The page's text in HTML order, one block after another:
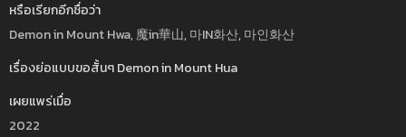
หรือเรียกอีกชื่อว่า
Demon in Mount Hwa, 魔in華山, 마IN화산, 마인화산
เรื่องย่อแบบขอสั้นๆ Demon in Mount Hua
เผยแพร่เมื่อ
2022